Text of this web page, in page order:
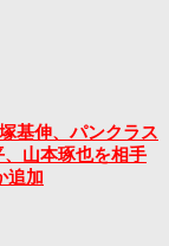
基伸、パンクラス
山本琢也を相手
追加